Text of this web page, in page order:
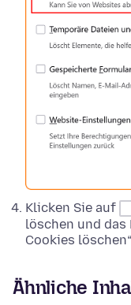
Klicken Sie auf
löschen und das
Cookies
Ähnliche